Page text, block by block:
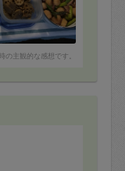
とっては、手作り
カニカマなどを
の主観的な感想です。